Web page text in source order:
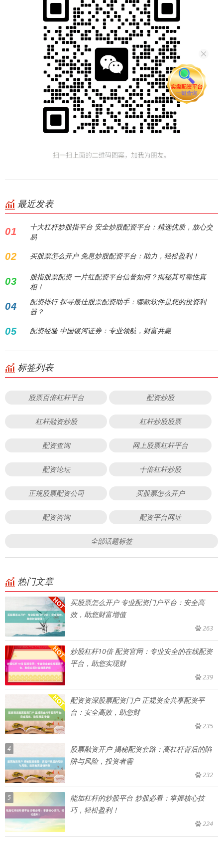
最近发表
01
十大杠杆炒股指平台 安全炒股配资平台：精选优质，放心交
易
02 买股票怎么开户 免息炒股配资平台：助力，轻松盈利！
03
股指股票配资 一片红配资平台信誉如何？揭秘其可靠性真
相！
04
配资排行 探寻最佳股票配资助手：哪款软件是您的投资利
器？
05 配资经验 中国银河证券：专业领航，财富共赢
标签列表
股票百倍杠杆平台 配资炒股
杠杆融资炒股 杠杆炒股股票
配资查询 网上股票杠杆平台
配资论坛 十倍杠杆炒股
正规股票配资公司 买股票怎么开户
配资咨询 配资平台网址
全部话题标签
热门文章
买股票怎么开户 专业配资门户平台：安全高
效，助您财富增值
263
炒股杠杆10倍 配资官网：专业安全的在线配资
平台，助您实现财
239
配资资深股票配资门户 正规资金共享配资平
台：安全高效，助您财
235
4
股票融资开户 揭秘配资套路：高杠杆背后的陷
阱与风险，投资者需
232
5
能加杠杆的炒股平台 炒股必看：掌握核心技
巧，轻松盈利！
224